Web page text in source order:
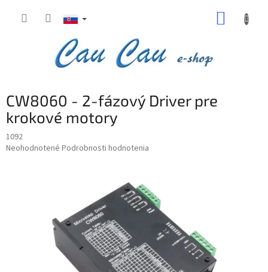
o
č
n
ý
p
CW8060 - 2-fázový Driver pre
krokové motory
1092
Priemerné
Neohodnotené Podrobnosti hodnotenia